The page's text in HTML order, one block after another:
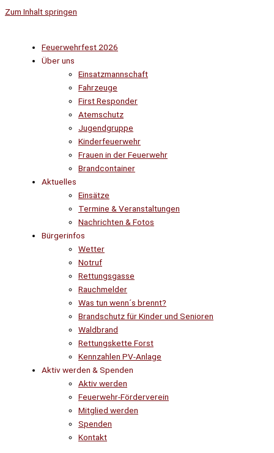
Zum Inhalt springen
Feuerwehrfest 2026
Über uns
Einsatzmannschaft
Fahrzeuge
First Responder
Atemschutz
Jugendgruppe
Kinderfeuerwehr
Frauen in der Feuerwehr
Brandcontainer
Aktuelles
Einsätze
Termine & Veranstaltungen
Nachrichten & Fotos
Bürgerinfos
Wetter
Notruf
Rettungsgasse
Rauchmelder
Was tun wenn´s brennt?
Brandschutz für Kinder und Senioren
Waldbrand
Rettungskette Forst
Kennzahlen PV-Anlage
Aktiv werden & Spenden
Aktiv werden
Feuerwehr-Förderverein
Mitglied werden
Spenden
Kontakt